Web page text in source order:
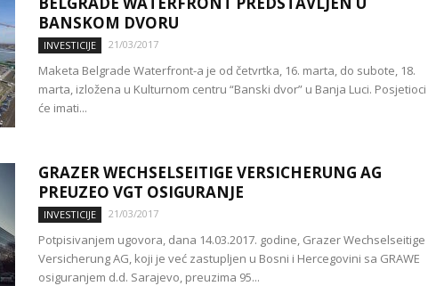
BANSKOM DVORU
INVESTICIJE 21/03/2017
Maketa Belgrade Waterfront-a je od četvrtka, 16. marta, do subote, 18.
marta, izložena u Kulturnom centru “Banski dvor” u Banja Luci. Posjetioci
će imati...
GRAZER WECHSELSEITIGE VERSICHERUNG AG
PREUZEO VGT OSIGURANJE
INVESTICIJE 21/03/2017
Potpisivanjem ugovora, dana 14.03.2017. godine, Grazer Wechselseitige
Versicherung AG, koji je već zastupljen u Bosni i Hercegovini sa GRAWE
osiguranjem d.d. Sarajevo, preuzima 95...